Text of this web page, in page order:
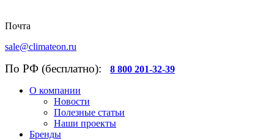
Почта
sale@climateon.ru
По РФ (бесплатно): 8 800 201-32-39
О компании
Новости
Полезные статьи
Наши проекты
Бренды